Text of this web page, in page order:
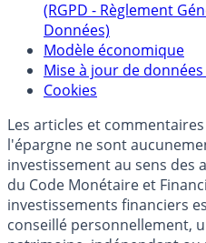
(RGPD - Règlement
Données)
Modèle économique
Mise à jour de
Cookies
Les articles et
l'épargne ne sont
investissement au sens des
du Code Monétaire et
investissements financiers
conseillé personnellement,